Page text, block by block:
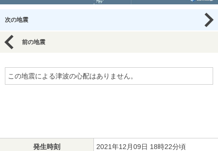
次の地震
前の地震
この地震による津波の心配はありません。
発生時刻 2021年12月09日 18時22分頃